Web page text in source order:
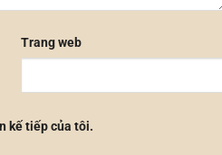
Trang web
kế tiếp của tôi.